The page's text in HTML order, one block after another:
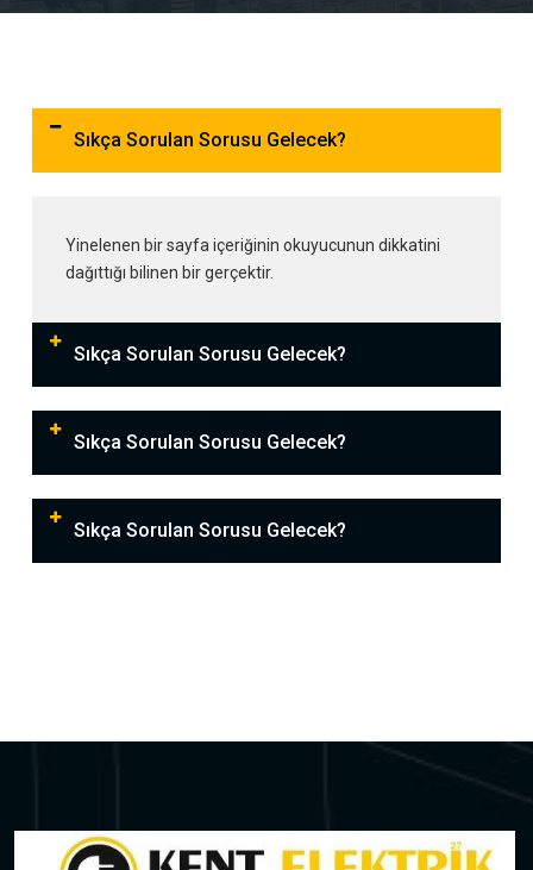
Sıkça Sorulan Sorusu Gelecek?
Yinelenen bir sayfa içeriğinin okuyucunun dikkatini
dağıttığı bilinen bir gerçektir.
Sıkça Sorulan Sorusu Gelecek?
Sıkça Sorulan Sorusu Gelecek?
Sıkça Sorulan Sorusu Gelecek?